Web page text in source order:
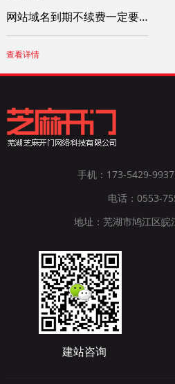
网站域名到期不续费一定要注销ICP备案
查看详情
手机：173-5429-9937
电话：0553-
地址：芜湖市鸠江区皖
建站咨询